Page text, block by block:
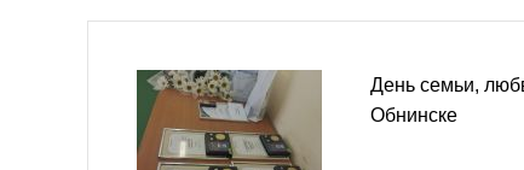
День семьи,
Обнинске